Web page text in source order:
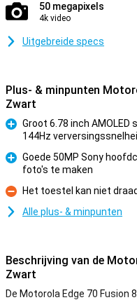
50 megapixels
4k video
Uitgebreide specs
Plus- & minpunten
Zwart
Pluspunt
Groot 6.78 inch
144Hz
Pluspunt
Goede 50MP Sony
foto's te maken
Minpunt
Het toestel kan niet
Alle plus- & minpunten
Beschrijving van de
Zwart
De Motorola Edge 70 Fusion